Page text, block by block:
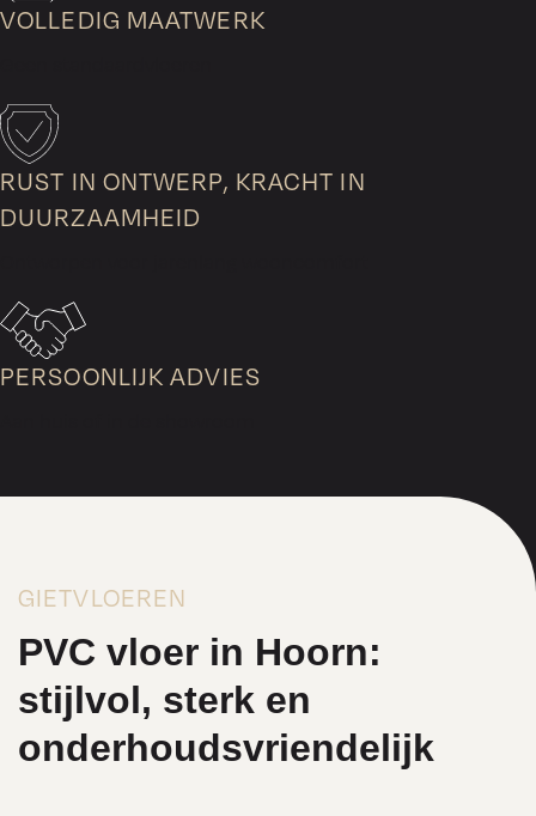
VOLLEDIG MAATWERK
RUST IN ONTWERP, KRACHT IN
DUURZAAMHEID
PERSOONLIJK ADVIES
GIETVLOEREN
PVC vloer in Hoorn:
stijlvol, sterk en
onderhoudsvriendelijk